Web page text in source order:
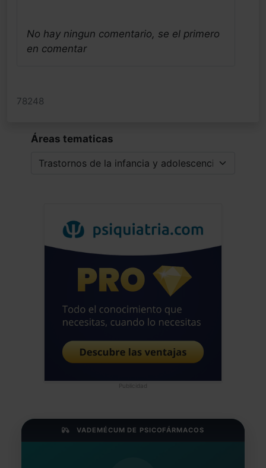
No hay ningun comentario, se el primero
en comentar
78248
Áreas tematicas
Publicidad
VADEMÉCUM DE PSICOFÁRMACOS